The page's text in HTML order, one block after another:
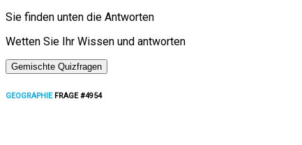
Sie finden unten die Antworten
Wetten Sie Ihr Wissen und antworten
Gemischte Quizfragen
GEOGRAPHIEFRAGE #4954